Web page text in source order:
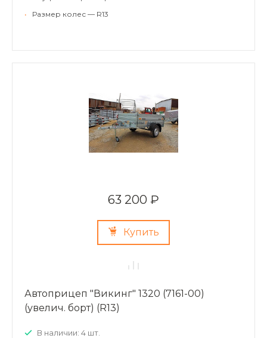
•
Размер колес — R13
63 200 ₽
Купить
Автоприцеп "Викинг" 1320 (7161-00)
(увелич. борт) (R13)
В наличии: 4 шт.